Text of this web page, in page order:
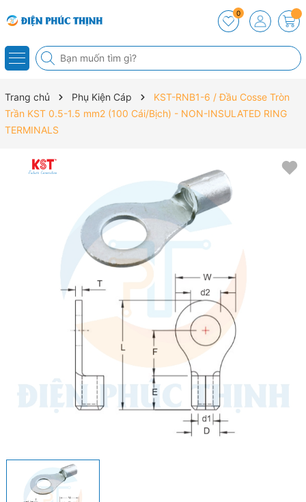
0
Trang chủ Phụ Kiện Cáp
KST-RNB1-6 / Đầu Cosse Tròn
Trần KST 0.5-1.5 mm2 (100 Cái/Bịch) - NON-INSULATED RING
TERMINALS